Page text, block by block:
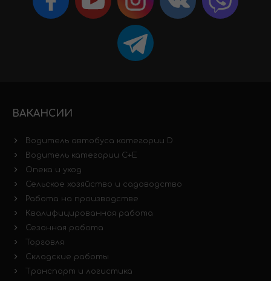
ВАКАНСИИ
Водитель автобуса категории D
Водитель категории C+E
Опека и уход
Сельское хозяйство и садоводство
Работа на производстве
Квалифицированная работа
Сезонная работа
Торговля
Складские работы
Транспорт и логистика